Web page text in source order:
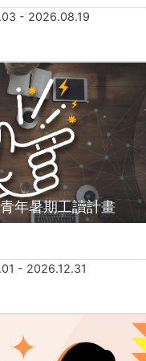
- 2026.08.19
年暑期工讀計畫
- 2026.12.31